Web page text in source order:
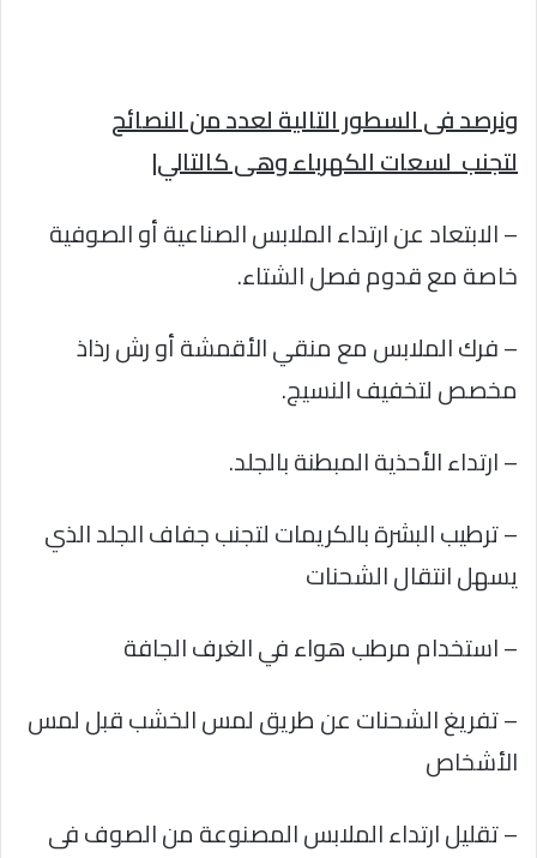
ونرصد فى السطور التالية لعدد من النصائح
لتجنب لسعات الكهرباء وهى كالتالي|
– الابتعاد عن ارتداء الملابس الصناعية أو الصوفية
خاصة مع قدوم فصل الشتاء.
– فرك الملابس مع منقي الأقمشة أو رش رذاذ
مخصص لتخفيف النسيج.
– ارتداء الأحذية المبطنة بالجلد.
– ترطيب البشرة بالكريمات لتجنب جفاف الجلد الذي
يسهل انتقال الشحنات
– استخدام مرطب هواء في الغرف الجافة
– تفريغ الشحنات عن طريق لمس الخشب قبل لمس
الأشخاص
– تقليل ارتداء الملابس المصنوعة من الصوف فى